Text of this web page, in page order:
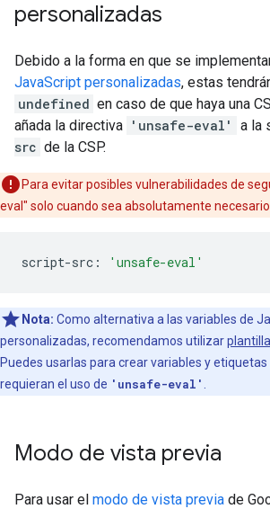
personalizadas
Debido a la forma en que se
JavaScript personalizadas, estas
undefined en caso de que haya una
añada la directiva 'unsafe-eval' a la
src de la CSP.
Para evitar posibles vulnerabilidades de
eval" solo cuando sea absolutamente necesario.
script-src : 'unsafe-eval'
Nota: Como alternativa a las variables de
personalizadas, recomendamos utilizar
Puedes usarlas para crear variables y
requieran el uso de 'unsafe-eval'
Modo de vista previa
Para usar el modo de vista previa de